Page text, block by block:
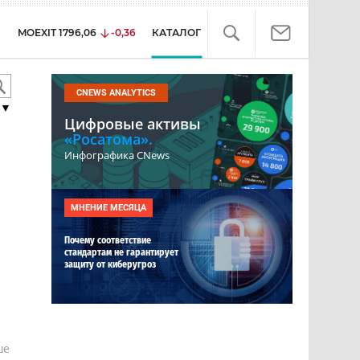
MOEXIT 1796,06 -0,36 КАТАЛОГ
▼
CNEWS ANALYTICS
Цифровые активы
«Росатома».
Инфографика CNews
МНЕНИЕ МЕСЯЦА
Почему соответствие
стандартам не гарантирует
защиту от киберугроз